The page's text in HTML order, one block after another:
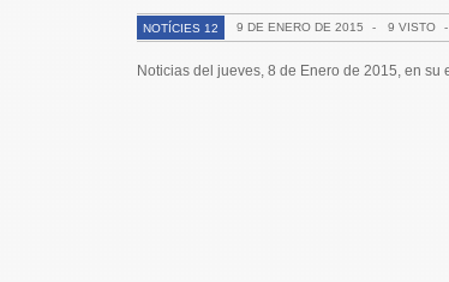
NOTÍCIES 12 9 DE ENERO DE 2015 - 9 VISTO -
Noticias del jueves, 8 de Enero de 2015, en